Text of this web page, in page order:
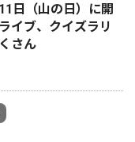
日（山の日）に開
イブ、クイズラリ
さん